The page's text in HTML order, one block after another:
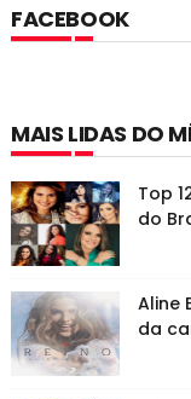
FACEBOOK
MAIS LIDAS DO
Top
do
Aline
da